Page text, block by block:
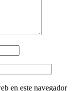
en este navegador